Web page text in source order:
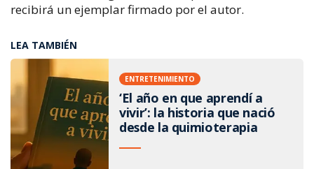
recibirá un ejemplar firmado por el autor.
LEA TAMBIÉN
ENTRETENIMIENTO
‘El año en que aprendí a
vivir’: la historia que nació
desde la quimioterapia